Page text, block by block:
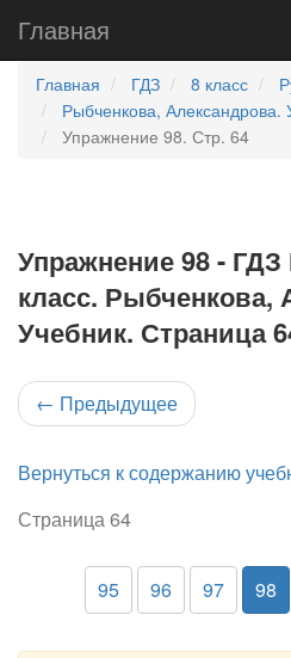
Главная
Главная ГДЗ 8 класс
Рыбченкова, Александрова.
Упражнение 98. Стр. 64
Упражнение 98 -
класс. Рыбченкова,
Учебник. Страница
← Предыдущее
Вернуться к содержанию
Страница 64
95 96 97 98